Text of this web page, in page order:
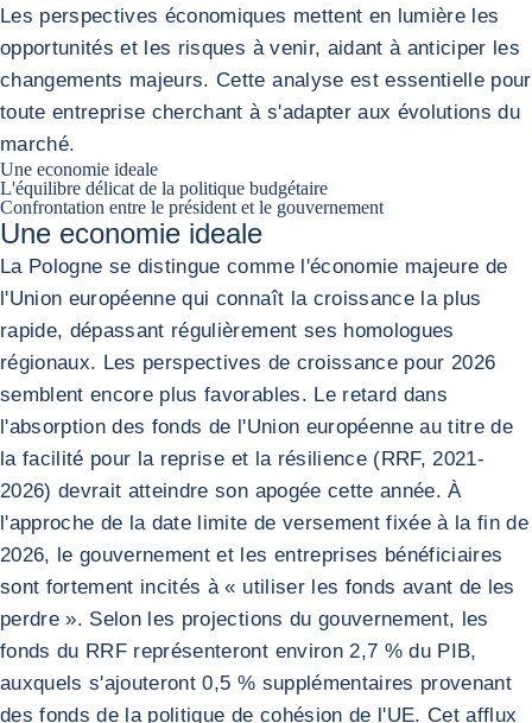
Les perspectives économiques mettent en lumière les
opportunités et les risques à venir, aidant à anticiper les
changements majeurs. Cette analyse est essentielle pour
toute entreprise cherchant à s'adapter aux évolutions du
marché.
Une economie ideale
L'équilibre délicat de la politique budgétaire
Confrontation entre le président et le gouvernement
Une economie ideale
La Pologne se distingue comme l'économie majeure de
l'Union européenne qui connaît la croissance la plus
rapide, dépassant régulièrement ses homologues
régionaux. Les perspectives de croissance pour 2026
semblent encore plus favorables. Le retard dans
l'absorption des fonds de l'Union européenne au titre de
la facilité pour la reprise et la résilience (RRF, 2021-
2026) devrait atteindre son apogée cette année. À
l'approche de la date limite de versement fixée à la fin de
2026, le gouvernement et les entreprises bénéficiaires
sont fortement incités à « utiliser les fonds avant de les
perdre ». Selon les projections du gouvernement, les
fonds du RRF représenteront environ 2,7 % du PIB,
auxquels s'ajouteront 0,5 % supplémentaires provenant
des fonds de la politique de cohésion de l'UE. Cet afflux